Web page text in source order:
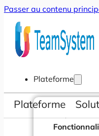
Passer au contenu
Plateforme
Plateforme